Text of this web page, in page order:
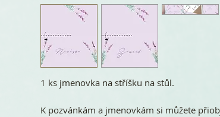
1 ks jmenovka na stříšku na stůl.
K pozvánkám a jmenovkám si můžete